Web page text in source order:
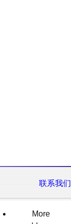
联系我们
More